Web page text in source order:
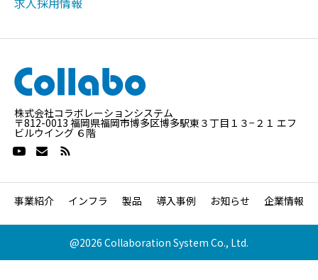
株式会社コラボレーションシステム
〒812-0013 福岡県福岡市博多区博多駅東３丁目１３−２１ エフ
ビルウイング ６階
事業紹介 インフラ 製品 導入事例 お知らせ 企業情報
@2026 Collaboration System Co., Ltd.